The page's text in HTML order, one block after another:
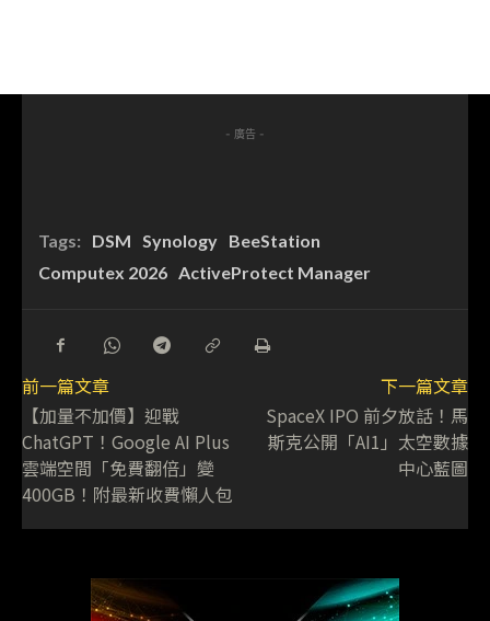
- 廣告 -
Tags: DSM Synology BeeStation
Computex 2026 ActiveProtect Manager
前一篇文章
【加量不加價】迎戰
ChatGPT！Google AI Plus
雲端空間「免費翻倍」變
400GB！附最新收費懶人包
下一篇文章
SpaceX IPO 前夕放話！馬
斯克公開「AI1」太空數據
中心藍圖